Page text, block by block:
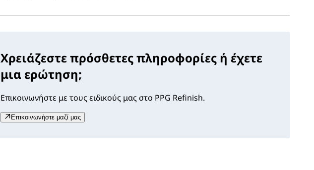
Χρειάζεστε πρόσθετες πληροφορίες ή έχετε
μια ερώτηση;
Επικοινωνήστε με τους ειδικούς μας στο PPG Refinish.
Επικοινωνήστε μαζί μας